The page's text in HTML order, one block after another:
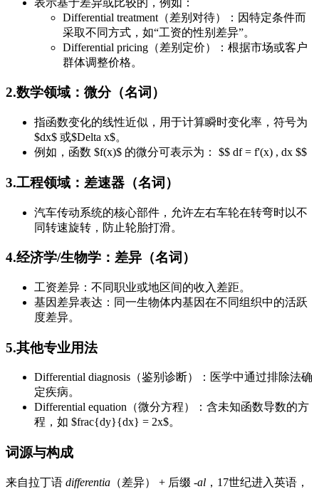
Differential treatment（差别对待）：因特定条件而
采取不同方式，如“工资的性别差异”。
Differential pricing（差别定价）：根据市场或客户
群体调整价格。
2.数学领域：微分（名词）
指函数变化的线性近似，用于计算瞬时变化率，符号为
$dx$ 或$Delta x$。
例如，函数 $f(x)$ 的微分可表示为： $$ df = f'(x) , dx $$
3.工程领域：差速器（名词）
汽车传动系统的核心部件，允许左右车轮在转弯时以不
同转速旋转，防止轮胎打滑。
4.经济学/生物学：差异（名词）
工资差异：不同职业或地区间的收入差距。
基因差异表达：同一生物体内基因在不同组织中的活跃
度差异。
5.其他专业用法
Differential diagnosis（鉴别诊断）：医学中通过排除法确
定疾病。
Differential equation（微分方程）：含未知函数导数的方
程，如 $frac{dy}{dx} = 2x$。
词源与构成
来自拉丁语 differentia （差异） + 后缀 -al ，17世纪进入英语，